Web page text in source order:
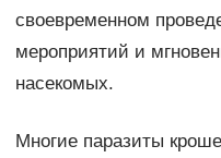
своевременном
мероприятий и
насекомых.
Многие паразиты